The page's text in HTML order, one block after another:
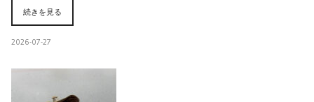
続きを見る
2026-07-27